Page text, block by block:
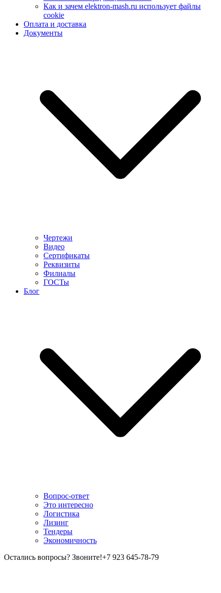
Как и зачем elektron-mash.ru использует файлы
cookie
Оплата и доставка
Документы
Чертежи
Видео
Сертификаты
Реквизиты
Филиалы
ГОСТы
Блог
Вопрос-ответ
Это интересно
Логистика
Лизинг
Тендеры
Экономичность
Остались вопросы? Звоните!+7 923 645-78-79